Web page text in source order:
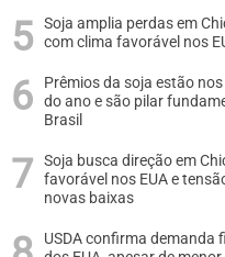
Soja amplia perdas em
com clima favorável nos
Prêmios da soja estão
do ano e são pilar
Brasil
Soja busca direção em
favorável nos EUA e
novas baixas
USDA confirma demanda